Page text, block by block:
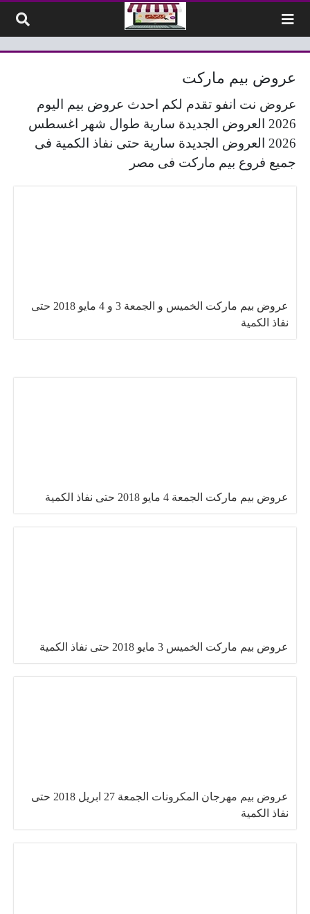
عروض بيم ماركت
عروض نت انفو تقدم لكم احدث عروض بيم اليوم
2026 العروض الجديدة سارية طوال شهر اغسطس
2026 العروض الجديدة سارية حتى نفاذ الكمية فى
جميع فروع بيم ماركت فى مصر
عروض بيم ماركت الخميس و الجمعة 3 و 4 مايو 2018 حتى
نفاذ الكمية
عروض بيم ماركت الجمعة 4 مايو 2018 حتى نفاذ الكمية
عروض بيم ماركت الخميس 3 مايو 2018 حتى نفاذ الكمية
عروض بيم مهرجان المكرونات الجمعة 27 ابريل 2018 حتى
نفاذ الكمية